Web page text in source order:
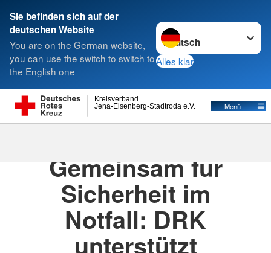
Sie befinden sich auf der
deutschen Website
You are on the German website,
you can use the switch to switch to
the English one
Sprache wechseln zu
Alles klar
Jena-Eisenberg-Stadtroda e.V.
Kreisverband
Menü
Suche
Gemeinsam für
Sicherheit im
Notfall: DRK
unterstützt